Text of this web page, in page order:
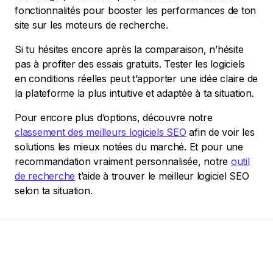
fonctionnalités pour booster les performances de ton
site sur les moteurs de recherche.
Si tu hésites encore après la comparaison, n’hésite
pas à profiter des essais gratuits. Tester les logiciels
en conditions réelles peut t’apporter une idée claire de
la plateforme la plus intuitive et adaptée à ta situation.
Pour encore plus d’options, découvre notre
classement des meilleurs logiciels SEO afin de voir les
solutions les mieux notées du marché. Et pour une
recommandation vraiment personnalisée, notre outil
de recherche t’aide à trouver le meilleur logiciel SEO
selon ta situation.